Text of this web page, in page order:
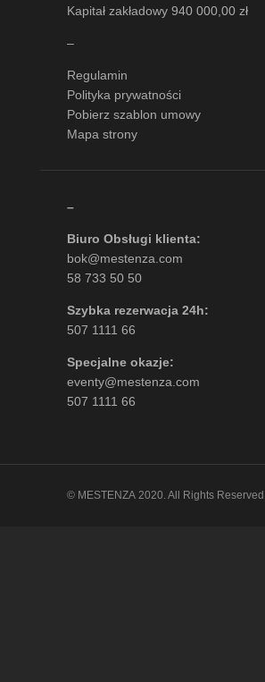
Kapitał zakładowy 940 000,00 zł
–
Regulamin
Polityka prywatności
Pobierz szablon umowy
Mapa strony
–
Biuro Obsługi klienta:
bok@mestenza.com
58 733 50 50
Szybka rezerwacja 24h:
507 1111 66
Specjalne okazje:
eventy@mestenza.com
507 1111 66
© MESTENZA 2020. All Rights Reserved.